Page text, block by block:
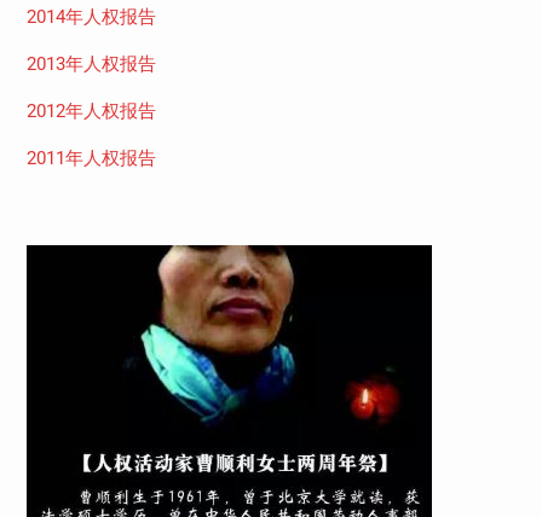
2014年人权报告
2013年人权报告
2012年人权报告
2011年人权报告